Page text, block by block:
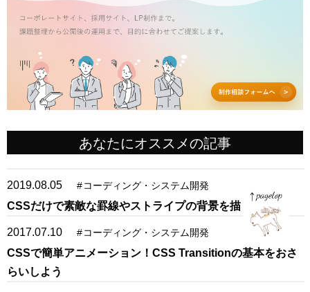
あなたにオススメの記事
2019.08.05 #コーディング・システム開発
CSSだけで素敵な罫線やストライプの背景を描く方法
2017.07.10 #コーディング・システム開発
CSSで簡単アニメーション！CSS Transitionの基本をおさ
らいしよう